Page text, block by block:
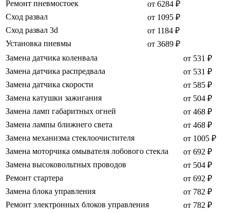
Ремонт пневмостоек
от 6284 ₽
Сход развал
от 1095 ₽
Сход развал 3d
от 1184 ₽
Установка пневмы
от 3689 ₽
Замена датчика коленвала
от 531 ₽
Замена датчика распредвала
от 531 ₽
Замена датчика скорости
от 585 ₽
Замена катушки зажигания
от 504 ₽
Замена ламп габаритных огней
от 468 ₽
Замена лампы ближнего света
от 468 ₽
Замена механизма стеклоочистителя
от 1005 ₽
Замена моторчика омывателя лобового стекла
от 692 ₽
Замена высоковольтных проводов
от 504 ₽
Ремонт стартера
от 692 ₽
Замена блока управления
от 782 ₽
Ремонт электронных блоков управления
от 782 ₽